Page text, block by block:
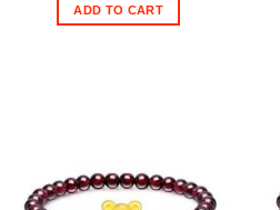
ADD TO CART